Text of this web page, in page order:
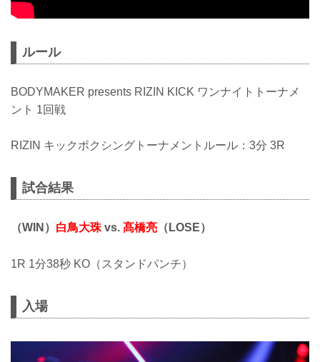
ルール
BODYMAKER presents RIZIN KICK ワンナイトトーナメ
ント 1回戦
RIZIN キックボクシングトーナメントルール：3分 3R
試合結果
（WIN） 白鳥大珠 vs. 髙橋亮 （LOSE）
1R 1分38秒 KO（スタンドパンチ）
入場